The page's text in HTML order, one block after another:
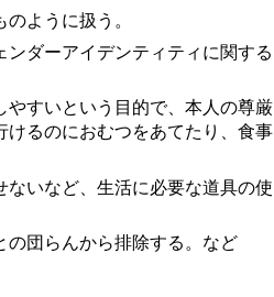
ように扱う。
ンダーアイデンティティに関する
やすいという目的で、本人の尊厳
けるのにおむつをあてたり、食事
ないなど、生活に必要な道具の使
の団らんから排除する。など